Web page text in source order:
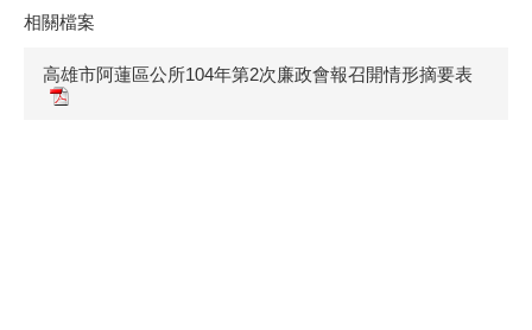
相關檔案
高雄市阿蓮區公所104年第2次廉政會報召開情形摘要表